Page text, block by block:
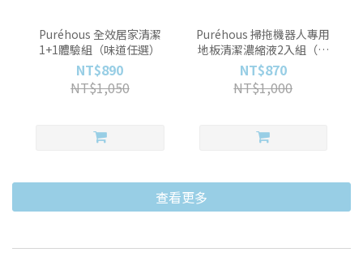
Puréhous 全效居家清潔
1+1體驗組（味道任選）
NT$890
NT$1,050
Puréhous 掃拖機器人專用
地板清潔濃縮液2入組（味
道任選）
NT$870
NT$1,000
查看更多